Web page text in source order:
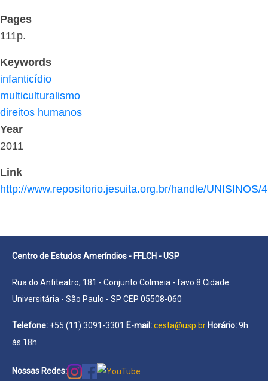
Pages
111p.
Keywords
infanticídio
multiculturalismo
direitos humanos
Year
2011
Link
http://www.repositorio.jesuita.org.br/handle/UNISINOS/
Centro de Estudos Ameríndios - FFLCH - USP
Rua do Anfiteatro, 181 - Conjunto Colmeia - favo 8 Cidade
Universitária - São Paulo - SP CEP 05508-060
Telefone: +55 (11) 3091-3301 E-mail:cesta@usp.br Horário:9h
às 18h
Nossas Redes: